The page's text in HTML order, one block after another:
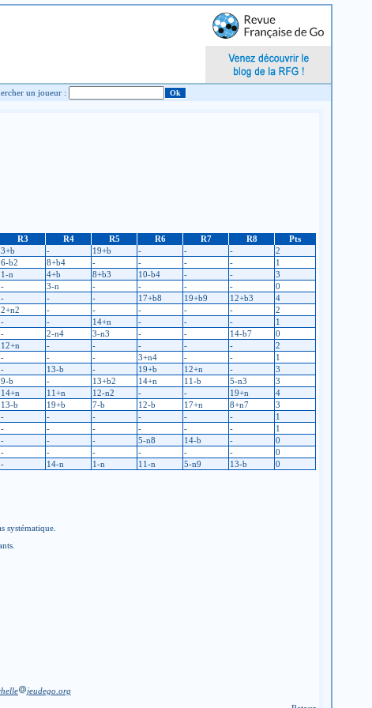
Chercher un joueur :
R3 R4 R5 R6 R7 R8
Pts
3+b - 19+b - - -
2
6-b2 8+b4 - - - -
1
1-n 4+b 8+b3 10-b4 - -
3
- 3-n - - - -
0
- - - 17+b8 19+b9 12+b3
4
2+n2 - - - - -
2
- - 14+n - - -
1
- 2-n4 3-n3 - - 14-b7
0
12+n - - - - -
2
- - - 3+n4 - -
1
- 13-b - 19+b 12+n -
3
9-b - 13+b2 14+n 11-b 5-n3
3
14+n 11+n 12-n2 - - 19+n
4
13-b 19+b 7-b 12-b 17+n 8+n7
3
- - - - - -
1
- - - - - -
1
- - - 5-n8 14-b -
0
- - - - - -
0
- 14-n 1-n 11-n 5-n9 13-b
0
systématique.
jeudego.org